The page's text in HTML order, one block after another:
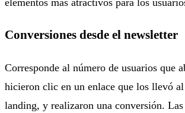
Conversiones desde el newsletter
Corresponde al número de usuarios que
hicieron clic en un enlace que los llevó
landing, y realizaron una conversión.